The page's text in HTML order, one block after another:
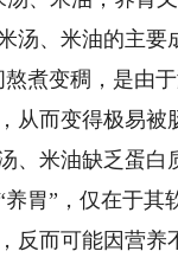
、米油的主要
煮变稠，是由
从而变得极易
、米油缺乏蛋
胃”，仅在于
反而可能因营养